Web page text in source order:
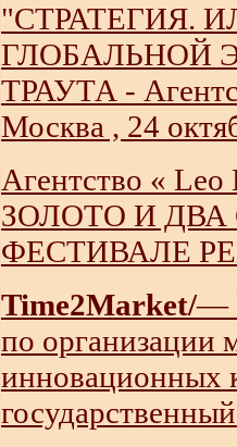
"СТРАТЕГИЯ.
ГЛОБАЛЬНОЙ
ТРАУТА -
Москва , 24
Агентство «
ЗОЛОТО И
ФЕСТИВАЛЕ
Time2Market/—
по организации
инновационных